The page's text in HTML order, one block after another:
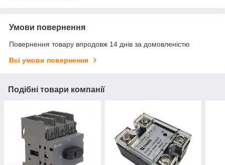
Умови повернення
Повернення товару впродовж 14 днів за домовленістю
Всі умови повернення
Подібні товари компанії